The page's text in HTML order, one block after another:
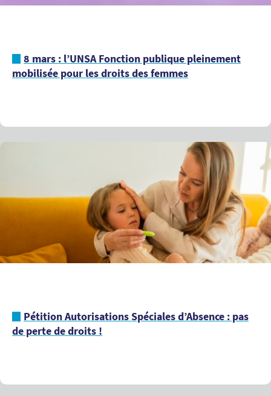
8 mars : l’UNSA Fonction publique pleinement
mobilisée pour les droits des femmes
Pétition Autorisations Spéciales d’Absence : pas
de perte de droits !